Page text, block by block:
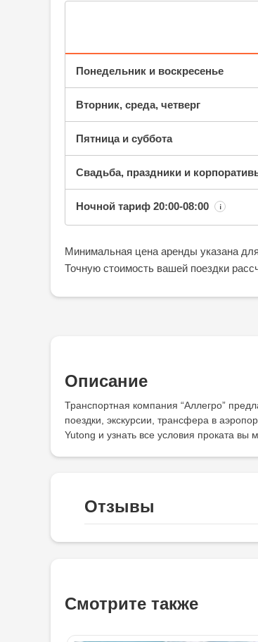
Понедельник и воскресенье
Вторник, среда, четверг
Пятница и суббота
Свадьба, праздники и
Ночной тариф 20:00-08:00 ¡
Минимальная цена аренды указана
Точную стоимость вашей поездки
Описание
Транспортная компания “Аллегро”
поездки, экскурсии, трансфера в
Yutong и узнать все условия проката вы
Отзывы
Смотрите также